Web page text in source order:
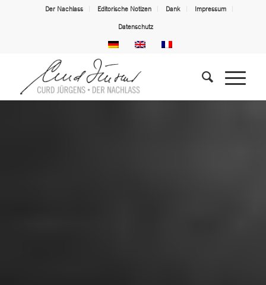
Der Nachlass Editorische Notizen Dank Impressum
Datenschutz